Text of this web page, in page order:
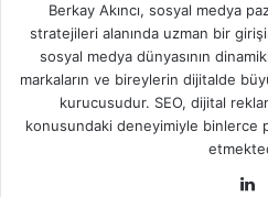
Berkay Akıncı, sosyal medya
stratejileri alanında uzman bir
sosyal medya dünyasının
markaların ve bireylerin dijitalde
kurucusudur. SEO, dijital
konusundaki deneyimiyle binlerce